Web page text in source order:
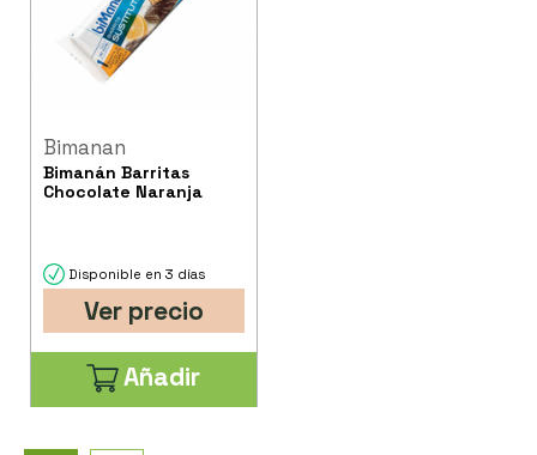
Bimanan
Bimanán Barritas
Chocolate Naranja
Disponible en 3 días
Ver precio
Añadir